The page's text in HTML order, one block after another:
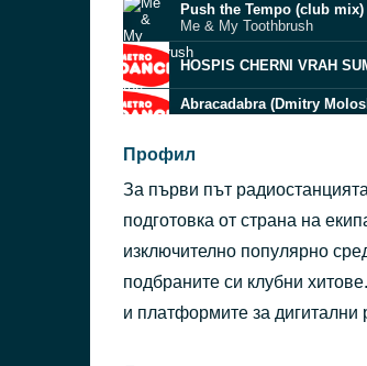
Push the Tempo (club mix)
Me & My Toothbrush
HOSPIS CHERNI VRAH
Abracadabra (Dmitry
Summer Dive
Hotstepper
Block & Crown & Crazibiza
Behind the Shadow
Juan Deminicis
Revelations (Viel remix)
Wassu
Профил
За първи път
подготовка от страна на
изключително популярно
подбраните си клубни
и платформите за дигитални